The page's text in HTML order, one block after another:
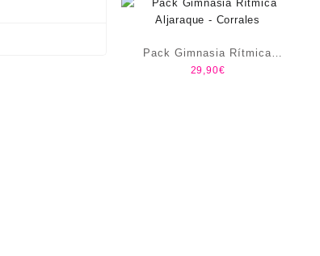
Pack Gimnasia Rítmica
Aljaraque – Corrales
29,90€